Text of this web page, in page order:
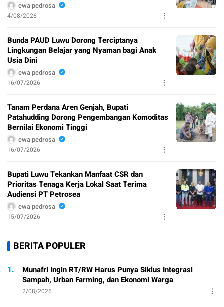
ewa pedrosa
4/08/2026
Bunda PAUD Luwu Dorong Terciptanya
Lingkungan Belajar yang Nyaman bagi Anak
Usia Dini
ewa pedrosa
16/07/2026
Tanam Perdana Aren Genjah, Bupati
Patahudding Dorong Pengembangan Komoditas
Bernilai Ekonomi Tinggi
ewa pedrosa
16/07/2026
Bupati Luwu Tekankan Manfaat CSR dan
Prioritas Tenaga Kerja Lokal Saat Terima
Audiensi PT Petrosea
ewa pedrosa
15/07/2026
BERITA POPULER
1.
Munafri Ingin RT/RW Harus Punya Siklus Integrasi
Sampah, Urban Farming, dan Ekonomi Warga
2/08/2026